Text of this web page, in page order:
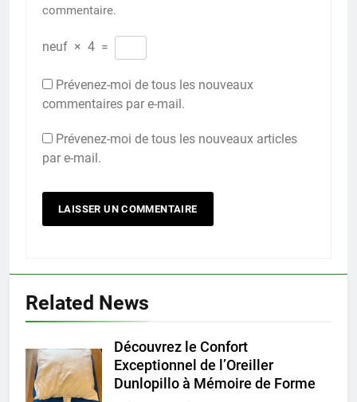
commentaire.
neuf × 4 =
Prévenez-moi de tous les nouveaux
commentaires par e-mail.
Prévenez-moi de tous les nouveaux articles
par e-mail.
Related News
Découvrez le Confort
Exceptionnel de l’Oreiller
Dunlopillo à Mémoire de Forme